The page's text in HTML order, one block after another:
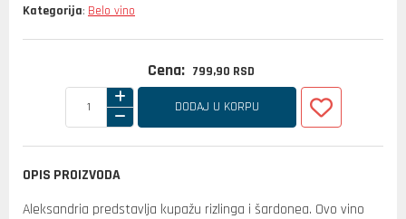
Kategorija: Belo vino
Cena: 799,90 RSD
DODAJ U KORPU
OPIS PROIZVODA
Aleksandria predstavlja kupažu rizlinga i šardonea. Ovo vino